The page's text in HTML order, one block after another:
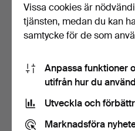
CARL MALMSTEN.
Golvlampa, "Staken".
Bevaka sökning
Du kan också söka i vårt
Vissa cookies är
tjänsten, medan du kan
samtycke för de som
Anpassa funktioner
utifrån hur du
Utveckla och
Marknadsföra